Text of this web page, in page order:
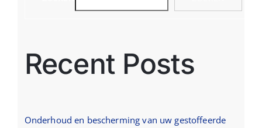
Recent Posts
Onderhoud en bescherming van uw gestoffeerde